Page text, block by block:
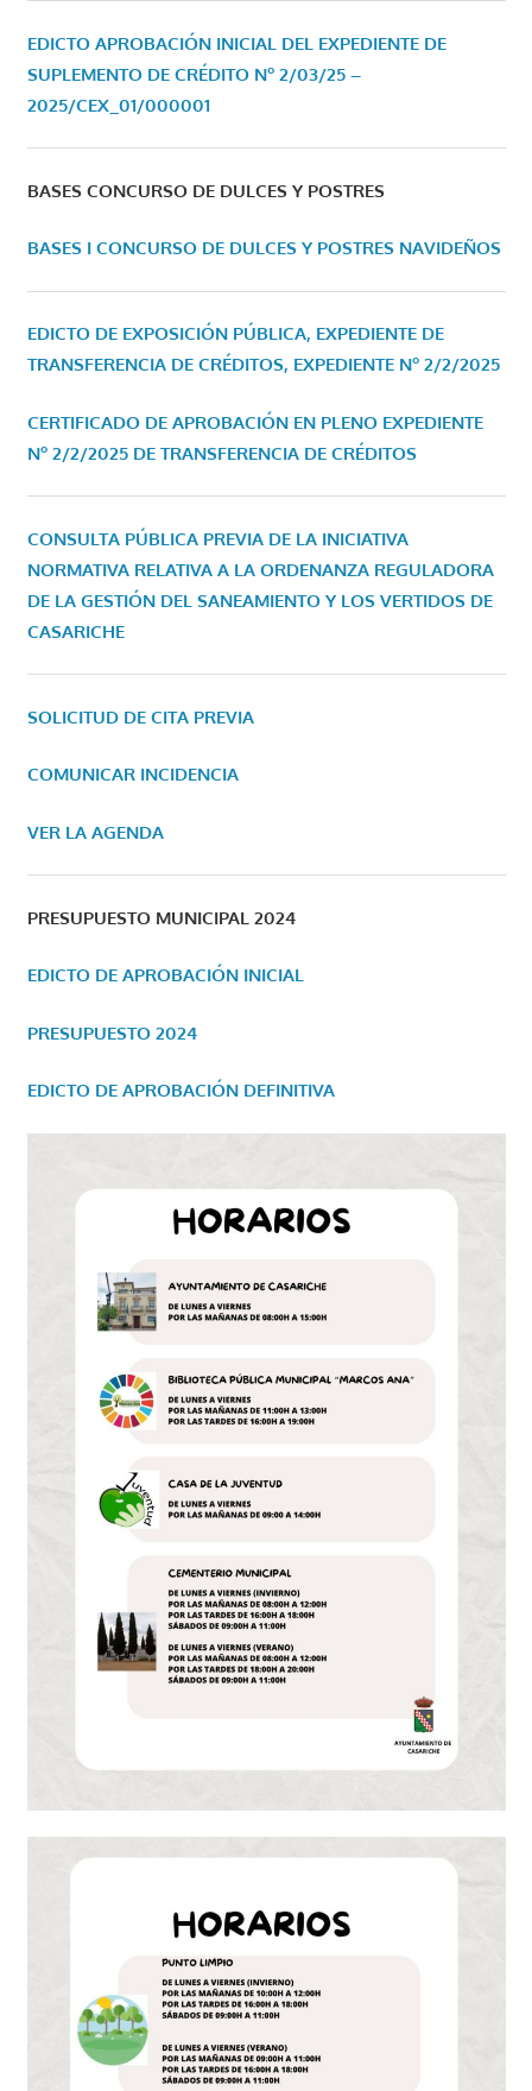
EDICTO APROBACIÓN INICIAL DEL EXPEDIENTE DE
SUPLEMENTO DE CRÉDITO Nº 2/03/25 –
2025/CEX_01/000001
BASES CONCURSO DE DULCES Y POSTRES
BASES I CONCURSO DE DULCES Y POSTRES NAVIDEÑOS
EDICTO DE EXPOSICIÓN PÚBLICA, EXPEDIENTE DE
TRANSFERENCIA DE CRÉDITOS, EXPEDIENTE Nº 2/2/2025
CERTIFICADO DE APROBACIÓN EN PLENO EXPEDIENTE
Nº 2/2/2025 DE TRANSFERENCIA DE CRÉDITOS
CONSULTA PÚBLICA PREVIA DE LA INICIATIVA
NORMATIVA RELATIVA A LA ORDENANZA REGULADORA
DE LA GESTIÓN DEL SANEAMIENTO Y LOS VERTIDOS DE
CASARICHE
SOLICITUD DE CITA PREVIA
COMUNICAR INCIDENCIA
VER LA AGENDA
PRESUPUESTO MUNICIPAL 2024
EDICTO DE APROBACIÓN INICIAL
PRESUPUESTO 2024
EDICTO DE APROBACIÓN DEFINITIVA